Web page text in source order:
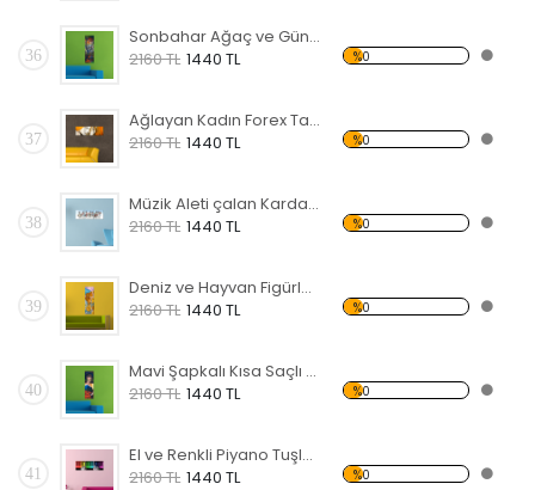
36
Sonbahar Ağaç ve Güneş Forex Tablo
2160 TL 1440 TL %0
37
Ağlayan Kadın Forex Tablo
2160 TL 1440 TL %0
38
Müzik Aleti çalan Kardan Adamlar Forex Tablo
2160 TL 1440 TL %0
39
Deniz ve Hayvan Figürlü Forex Tablo
2160 TL 1440 TL %0
40
Mavi Şapkalı Kısa Saçlı Kadın Forex Tablo
2160 TL 1440 TL %0
41
El ve Renkli Piyano Tuşları Forex Tablo
2160 TL 1440 TL %0